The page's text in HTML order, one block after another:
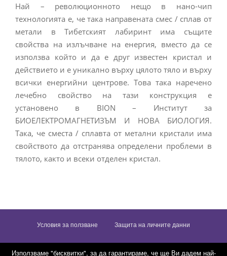
Най – революционното нещо в нано-чип
технологията е, че така направената смес / сплав от
метали в Тибетският лабиринт има същите
свойства на излъчване на енергия, вместо да се
използва който и да е друг известен кристал и
действието и е уникално върху цялото тяло и върху
всички енергийни центрове. Това така наречено
лечебно свойство на тази конструкция е
установено в BION – Институт за
БИОЕЛЕКТРОМАГНЕТИЗЪМ И НОВА БИОЛОГИЯ.
Така, че сместа / сплавта от метални кристали има
свойството да отстранява определени проблеми в
тялото, както и всеки отделен кристал.
Условия за ползване Защита на личните данни
Доставка, плащане и рекламации
Използваме "бисквитки", за да гарантираме, че ще Ви дадем най-